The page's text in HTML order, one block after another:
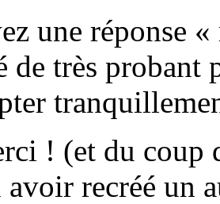
une réponse
de très probant
! (et du coup
avoir recréé un